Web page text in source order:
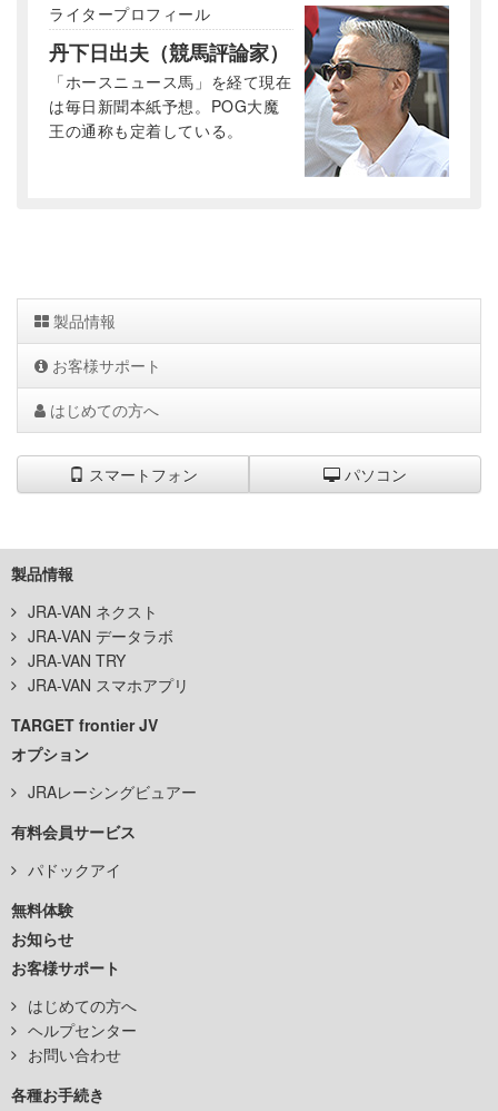
ライタープロフィール
丹下日出夫（競馬評論家）
「ホースニュース馬」を経て現在
は毎日新聞本紙予想。POG大魔
王の通称も定着している。
製品情報
お客様サポート
はじめての方へ
スマートフォン パソコン
製品情報
JRA-VAN ネクスト
JRA-VAN データラボ
JRA-VAN TRY
JRA-VAN スマホアプリ
TARGET frontier JV
オプション
JRAレーシングビュアー
有料会員サービス
パドックアイ
無料体験
お知らせ
お客様サポート
はじめての方へ
ヘルプセンター
お問い合わせ
各種お手続き